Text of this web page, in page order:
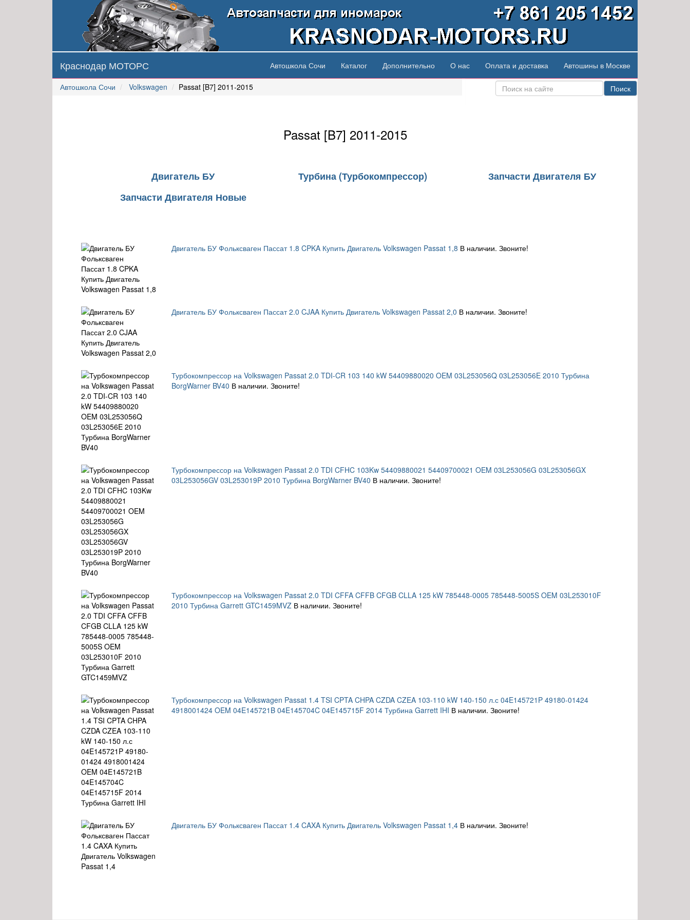
Краснодар МОТОРС Автошкола Сочи Каталог Дополнительно О нас Оплата и доставка Автошины в Москве
Автошкола Сочи Volkswagen Passat [B7] 2011-2015 Поиск
Passat [B7] 2011-2015
Двигатель БУ Турбина (Турбокомпрессор)
Запчасти Двигателя БУ
Запчасти Двигателя Новые
Двигатель БУ Фольксваген Пассат 1.8 CPKA Купить Двигатель Volkswagen Passat 1,8 В наличии. Звоните!
Двигатель БУ Фольксваген Пассат 2.0 CJAA Купить Двигатель Volkswagen Passat 2,0 В наличии. Звоните!
Турбокомпрессор на Volkswagen Passat 2.0 TDI-CR 103 140 kW 54409880020 OEM 03L253056Q 03L253056E 2010 Турбина
BorgWarner BV40 В наличии. Звоните!
Турбокомпрессор на Volkswagen Passat 2.0 TDI CFHC 103Kw 54409880021 54409700021 OEM 03L253056G 03L253056GX
03L253056GV 03L253019P 2010 Турбина BorgWarner BV40 В наличии. Звоните!
Турбокомпрессор на Volkswagen Passat 2.0 TDI CFFA CFFB CFGB CLLA 125 kW 785448-0005 785448-5005S OEM 03L253010F
2010 Турбина Garrett GTC1459MVZ В наличии. Звоните!
Турбокомпрессор на Volkswagen Passat 1.4 TSI CPTA CHPA CZDA CZEA 103-110 kW 140-150 л.с 04E145721P 49180-01424
4918001424 OEM 04E145721B 04E145704C 04E145715F 2014 Турбина Garrett IHI В наличии. Звоните!
Двигатель БУ Фольксваген Пассат 1.4 CAXA Купить Двигатель Volkswagen Passat 1,4 В наличии. Звоните!